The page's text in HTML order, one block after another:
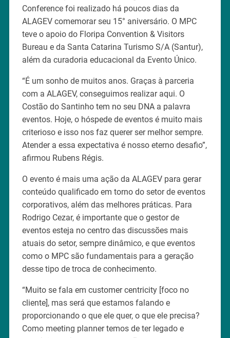
Conference foi realizado há poucos dias da
ALAGEV comemorar seu 15° aniversário. O MPC
teve o apoio do Floripa Convention & Visitors
Bureau e da Santa Catarina Turismo S/A (Santur),
além da curadoria educacional da Evento Único.
“É um sonho de muitos anos. Graças à parceria
com a ALAGEV, conseguimos realizar aqui. O
Costão do Santinho tem no seu DNA a palavra
eventos. Hoje, o hóspede de eventos é muito mais
criterioso e isso nos faz querer ser melhor sempre.
Atender a essa expectativa é nosso eterno desafio”,
afirmou Rubens Régis.
O evento é mais uma ação da ALAGEV para gerar
conteúdo qualificado em torno do setor de eventos
corporativos, além das melhores práticas. Para
Rodrigo Cezar, é importante que o gestor de
eventos esteja no centro das discussões mais
atuais do setor, sempre dinâmico, e que eventos
como o MPC são fundamentais para a geração
desse tipo de troca de conhecimento.
“Muito se fala em customer centricity [foco no
cliente], mas será que estamos falando e
proporcionando o que ele quer, o que ele precisa?
Como meeting planner temos de ter legado e